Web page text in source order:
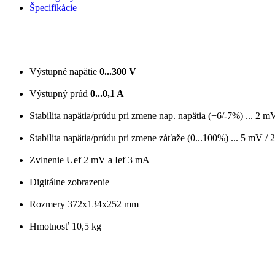
Špecifikácie
Výstupné napätie 0...300 V
Výstupný prúd 0...0,1 A
Stabilita napätia/prúdu pri zmene nap. napätia (+6/-7%) ... 2
Stabilita napätia/prúdu pri zmene záťaže (0...100%) ... 5 mV /
Zvlnenie Uef 2 mV a Ief 3 mA
Digitálne zobrazenie
Rozmery 372x134x252 mm
Hmotnosť 10,5 kg